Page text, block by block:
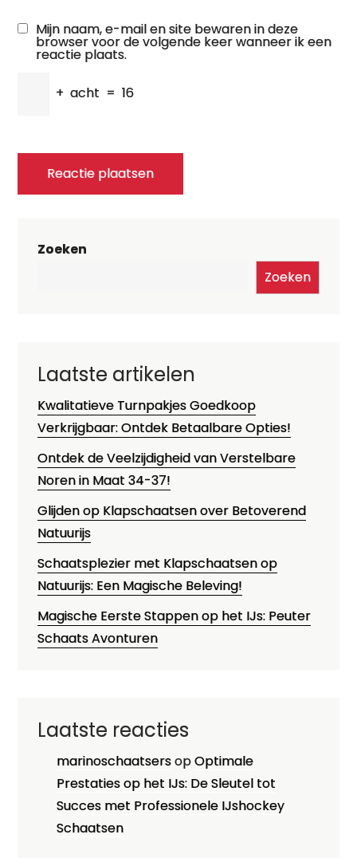
Mijn naam, e-mail en site bewaren in deze
browser voor de volgende keer wanneer ik een
reactie plaats.
+ acht = 16
Zoeken
Zoeken
Laatste artikelen
Kwalitatieve Turnpakjes Goedkoop
Verkrijgbaar: Ontdek Betaalbare Opties!
Ontdek de Veelzijdigheid van Verstelbare
Noren in Maat 34-37!
Glijden op Klapschaatsen over Betoverend
Natuurijs
Schaatsplezier met Klapschaatsen op
Natuurijs: Een Magische Beleving!
Magische Eerste Stappen op het IJs: Peuter
Schaats Avonturen
Laatste reacties
marinoschaatsersopOptimale
Prestaties op het IJs: De Sleutel tot
Succes met Professionele IJshockey
Schaatsen